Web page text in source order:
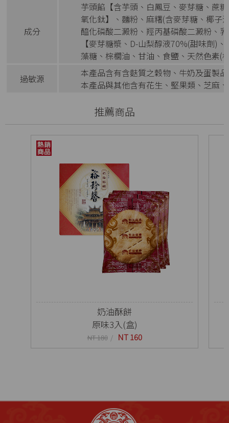
成分
芋頭餡【含芋頭、白鳳豆、麥芽糖、蔗
氧化鈦】、麵粉、麻糬(含麥芽糖、椰子
醯化磷酸二澱粉、羥丙基磷酸二澱粉、
【麥芽糖漿、D-山梨醇液70%(甜味劑)
藻糖、棕櫚油、甘油、食鹽、天然色素(
過敏源
本產品含有含麩質之穀物、牛奶及蛋製
本產品與其他含有花生、堅果類、芝麻
推薦商品
奶油酥餅
原味3入(盒)
NT 180 NT 160